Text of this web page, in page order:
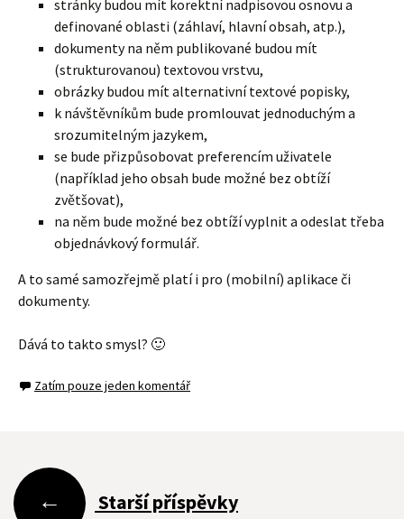
stránky budou mít korektní nadpisovou osnovu a
definované oblasti (záhlaví, hlavní obsah, atp.),
dokumenty na něm publikované budou mít
(strukturovanou) textovou vrstvu,
obrázky budou mít alternativní textové popisky,
k návštěvníkům bude promlouvat jednoduchým a
srozumitelným jazykem,
se bude přizpůsobovat preferencím uživatele
(například jeho obsah bude možné bez obtíží
zvětšovat),
na něm bude možné bez obtíží vyplnit a odeslat třeba
objednávkový formulář.
A to samé samozřejmě platí i pro (mobilní) aplikace či
dokumenty.
Dává to takto smysl? 🙂
Zatím pouze jeden komentář
Navigace
← Starší příspěvky